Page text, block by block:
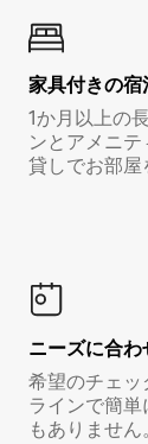
家具付き⁠の宿⁠
1か月以上の
ンとアメニ
貸しでお部屋
ニーズに合
希望のチェ
ラインで簡
もありません